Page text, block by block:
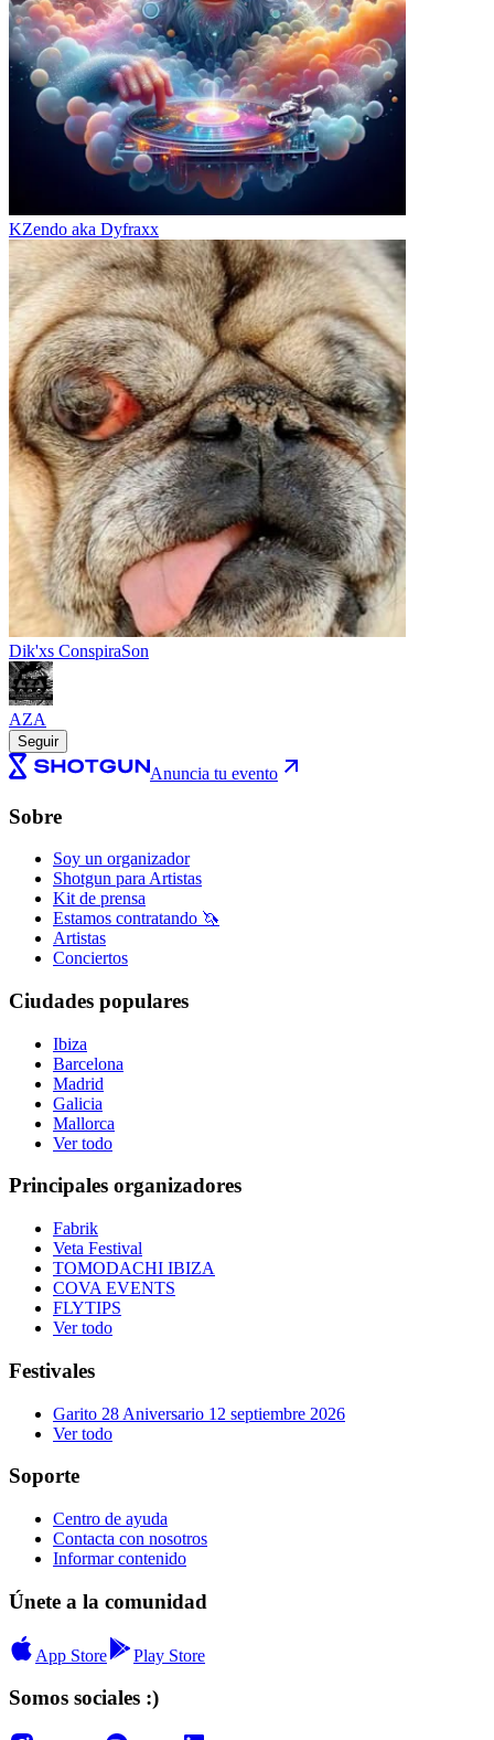
KZendo aka Dyfraxx
Dik'xs ConspiraSon
AZA
Seguir
Anuncia tu evento
Sobre
Soy un organizador
Shotgun para Artistas
Kit de prensa
Estamos contratando 🦄
Artistas
Conciertos
Ciudades populares
Ibiza
Barcelona
Madrid
Galicia
Mallorca
Ver todo
Principales organizadores
Fabrik
Veta Festival
TOMODACHI IBIZA
COVA EVENTS
FLYTIPS
Ver todo
Festivales
Garito 28 Aniversario 12 septiembre 2026
Ver todo
Soporte
Centro de ayuda
Contacta con nosotros
Informar contenido
Únete a la comunidad
App Store Play Store
Somos sociales :)